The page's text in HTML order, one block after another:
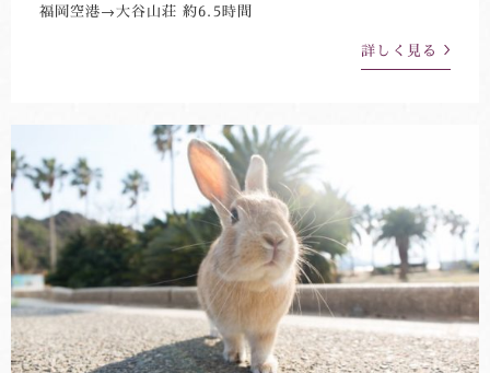
福岡空港→大谷山荘 約6.5時間
詳しく見る